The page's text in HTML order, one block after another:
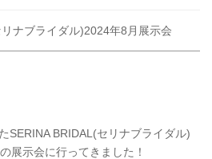
ナブライダル)2024年8月展示会
SERINA BRIDAL(セリナブライダル)
展示会に行ってきました！